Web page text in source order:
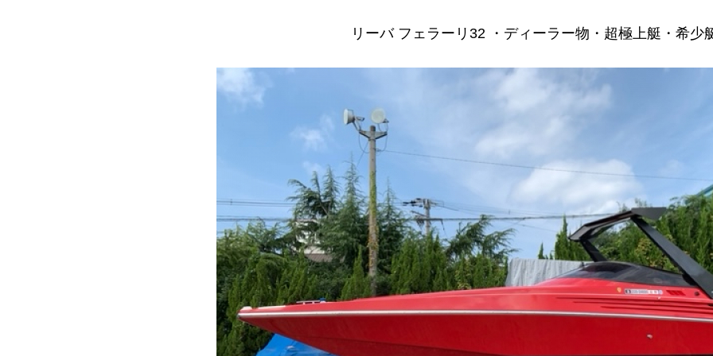
リーバ フェラーリ32 ・ディーラー物・超極上艇・希少